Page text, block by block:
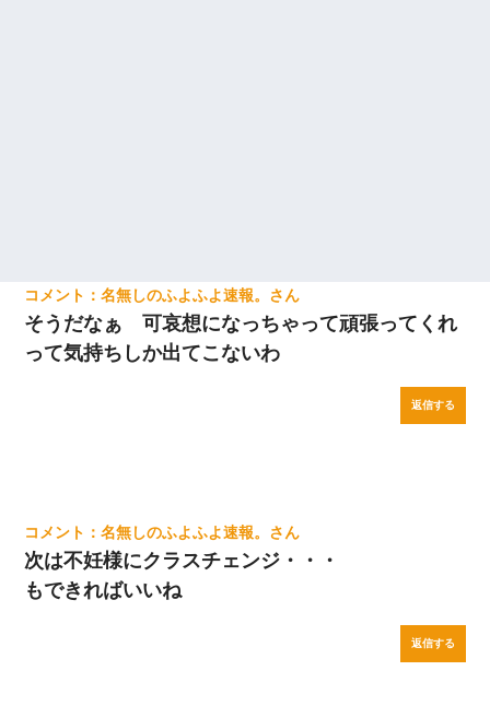
名無しのふよふよ速報。
そうだなぁ 可哀想になっちゃって頑張ってくれ
って気持ちしか出てこないわ
返信する
名無しのふよふよ速報。
次は不妊様にクラスチェンジ・・・
もできればいいね
返信する